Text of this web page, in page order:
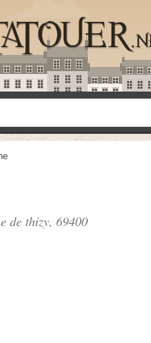
de thizy, 69400